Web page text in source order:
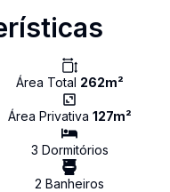
Área Total 262m²
Área Privativa 127m²
3 Dormitórios
2 Banheiros